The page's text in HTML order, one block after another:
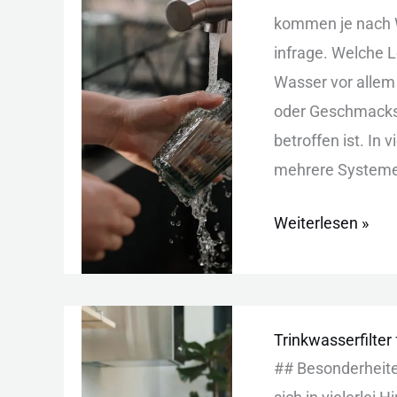
kom︇men je
inf︇rage. Wel︇che
Was︇ser vor︇
ode︇r
bet︇roffen ist︇.‬ In
meh︇rere
Brunnenbesitzer:
Die
richtige
Wahl
Weiterlesen »
Trinkwasserfilter
#‬#‬
für
Brunnenwasser: